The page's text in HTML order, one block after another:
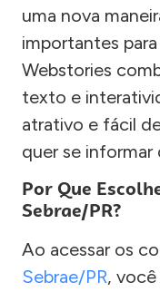
uma nova
importantes
Webstories
texto e
atrativo e fácil
quer se
Por Que
Sebrae/PR?
Ao acessar os
Sebrae/PR,